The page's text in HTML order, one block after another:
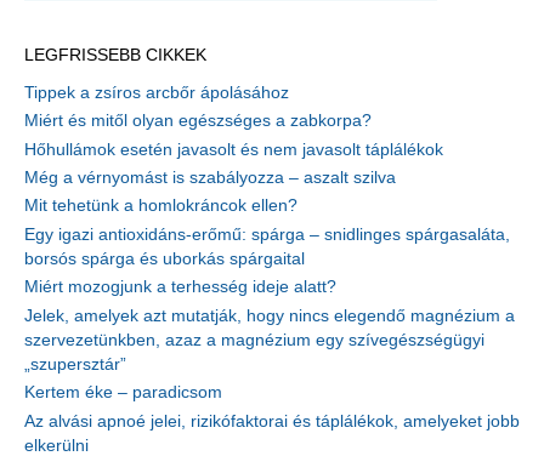
LEGFRISSEBB CIKKEK
Tippek a zsíros arcbőr ápolásához
Miért és mitől olyan egészséges a zabkorpa?
Hőhullámok esetén javasolt és nem javasolt táplálékok
Még a vérnyomást is szabályozza – aszalt szilva
Mit tehetünk a homlokráncok ellen?
Egy igazi antioxidáns-erőmű: spárga – snidlinges spárgasaláta,
borsós spárga és uborkás spárgaital
Miért mozogjunk a terhesség ideje alatt?
Jelek, amelyek azt mutatják, hogy nincs elegendő magnézium a
szervezetünkben, azaz a magnézium egy szívegészségügyi
„szupersztár”
Kertem éke – paradicsom
Az alvási apnoé jelei, rizikófaktorai és táplálékok, amelyeket jobb
elkerülni